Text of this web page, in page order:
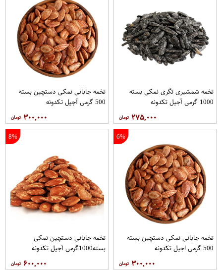
تخمه شمشیری تگری نمکی بسته
1000 گرمی آجیل تکدونه
۲۷۵,۰۰۰
تخمه جابانی نمکی دستچین بسته
500 گرمی آجیل تکدونه
۳۰۰,۰۰۰
6%
تخمه جابانی نمکی دستچین بسته
500 گرمی اجیل تکدونه
۳۰۰,۰۰۰
8%
تخمه جابانی دستچین نمکی
بسته1000گرمی آجیل تکدونه
۶۰۰,۰۰۰